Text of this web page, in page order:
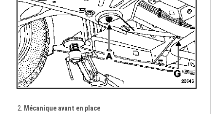
Mécanique avant en place